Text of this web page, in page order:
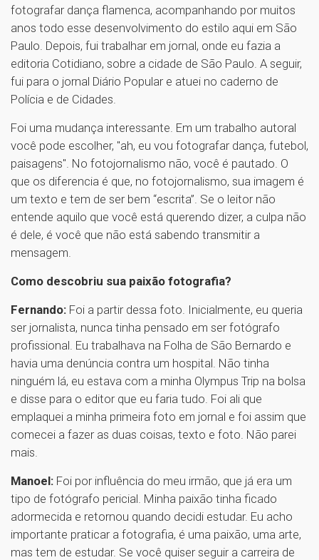
fotografar dança flamenca, acompanhando por muitos
anos todo esse desenvolvimento do estilo aqui em São
Paulo. Depois, fui trabalhar em jornal, onde eu fazia a
editoria Cotidiano, sobre a cidade de São Paulo. A seguir,
fui para o jornal Diário Popular e atuei no caderno de
Polícia e de Cidades.
Foi uma mudança interessante. Em um trabalho autoral
você pode escolher, "ah, eu vou fotografar dança, futebol,
paisagens". No fotojornalismo não, você é pautado. O
que os diferencia é que, no fotojornalismo, sua imagem é
um texto e tem de ser bem “escrita”. Se o leitor não
entende aquilo que você está querendo dizer, a culpa não
é dele, é você que não está sabendo transmitir a
mensagem.
Como descobriu sua paixão fotografia?
Fernando: Foi a partir dessa foto. Inicialmente, eu queria
ser jornalista, nunca tinha pensado em ser fotógrafo
profissional. Eu trabalhava na Folha de São Bernardo e
havia uma denúncia contra um hospital. Não tinha
ninguém lá, eu estava com a minha Olympus Trip na bolsa
e disse para o editor que eu faria tudo. Foi ali que
emplaquei a minha primeira foto em jornal e foi assim que
comecei a fazer as duas coisas, texto e foto. Não parei
mais.
Manoel: Foi por influência do meu irmão, que já era um
tipo de fotógrafo pericial. Minha paixão tinha ficado
adormecida e retornou quando decidi estudar. Eu acho
importante praticar a fotografia, é uma paixão, uma arte,
mas tem de estudar. Se você quiser seguir a carreira de